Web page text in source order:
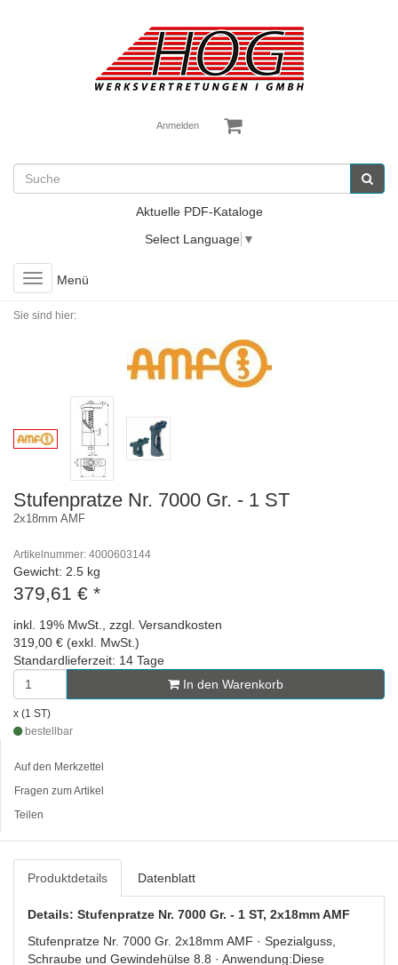
Anmelden
Aktuelle PDF-Kataloge
Select Language ▼
Toggle
navigation
Menü
Sie sind hier:
Stufenpratze Nr. 7000 Gr. - 1 ST
2x18mm AMF
Artikelnummer: 4000603144
Gewicht: 2.5 kg
379,61 € *
inkl. 19% MwSt., zzgl. Versandkosten
319,00 € (exkl. MwSt.)
Standardlieferzeit: 14 Tage
In den Warenkorb
x (1 ST)
bestellbar
Auf den Merkzettel
Fragen zum Artikel
Teilen
Produktdetails Datenblatt
Details: Stufenpratze Nr. 7000 Gr. - 1 ST, 2x18mm AMF
Stufenpratze Nr. 7000 Gr. 2x18mm AMF · Spezialguss,
Schraube und Gewindehülse 8.8 · Anwendung:Diese